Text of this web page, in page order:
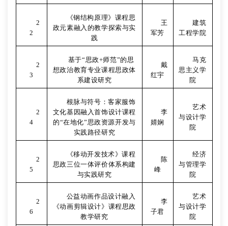
2
2
《钢结构原理》课程思
政元素融入的教学探索与实
践
王
军芳
建筑
工程学院
2
3
基于“思政+师范”的思
想政治教育专业课程思政体
系建设研究
戴
红宇
马克
思主义学
院
2
4
根脉与符号：客家服饰
文化基因融入首饰设计课程
的“在地化”思政资源开发与
实践路径研究
李
婧娴
艺术
与设计学
院
2
5
《移动开发技术》课程
思政三位一体评价体系构建
与实践研究
陈
峰
经济
与管理学
院
2
6
公益动画作品设计融入
《动画剪辑设计》课程思政
教学研究
李
子君
艺术
与设计学
院